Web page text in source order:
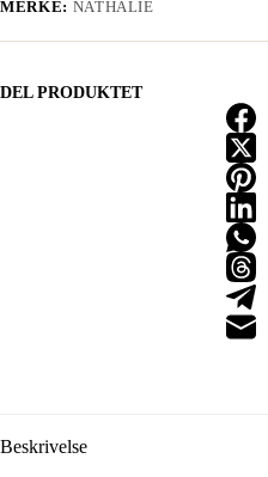
MERKE: NATHALIE
DEL PRODUKTET
Beskrivelse